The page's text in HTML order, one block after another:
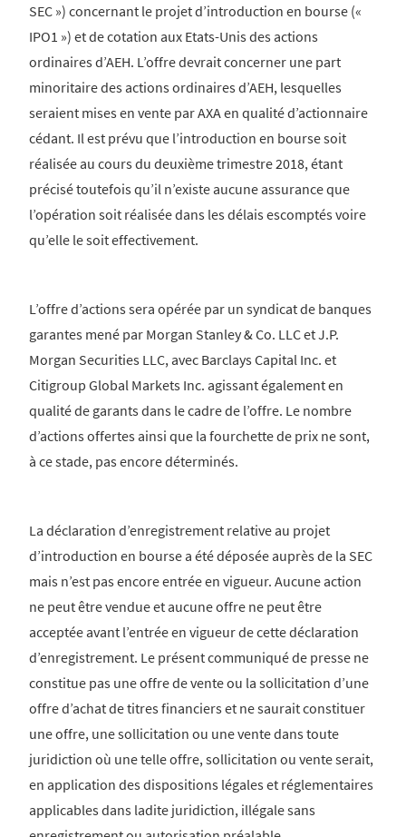
SEC ») concernant le projet d’introduction en bourse («
IPO1 ») et de cotation aux Etats-Unis des actions
ordinaires d’AEH. L’offre devrait concerner une part
minoritaire des actions ordinaires d’AEH, lesquelles
seraient mises en vente par AXA en qualité d’actionnaire
cédant. Il est prévu que l’introduction en bourse soit
réalisée au cours du deuxième trimestre 2018, étant
précisé toutefois qu’il n’existe aucune assurance que
l’opération soit réalisée dans les délais escomptés voire
qu’elle le soit effectivement.
L’offre d’actions sera opérée par un syndicat de banques
garantes mené par Morgan Stanley & Co. LLC et J.P.
Morgan Securities LLC, avec Barclays Capital Inc. et
Citigroup Global Markets Inc. agissant également en
qualité de garants dans le cadre de l’offre. Le nombre
d’actions offertes ainsi que la fourchette de prix ne sont,
à ce stade, pas encore déterminés.
La déclaration d’enregistrement relative au projet
d’introduction en bourse a été déposée auprès de la SEC
mais n’est pas encore entrée en vigueur. Aucune action
ne peut être vendue et aucune offre ne peut être
acceptée avant l’entrée en vigueur de cette déclaration
d’enregistrement. Le présent communiqué de presse ne
constitue pas une offre de vente ou la sollicitation d’une
offre d’achat de titres financiers et ne saurait constituer
une offre, une sollicitation ou une vente dans toute
juridiction où une telle offre, sollicitation ou vente serait,
en application des dispositions légales et réglementaires
applicables dans ladite juridiction, illégale sans